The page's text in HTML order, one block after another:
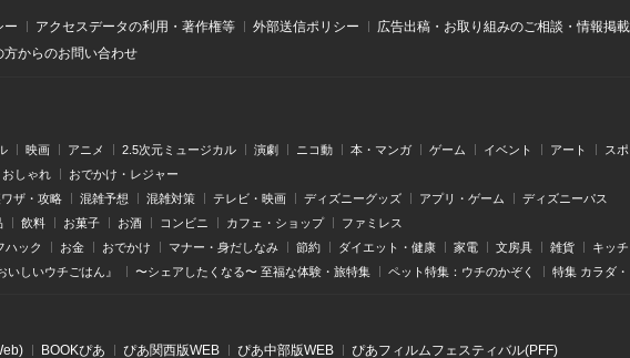
ー アクセスデータの利用・著作権等 外部送信ポリシー
広告出稿・お取り組みのご相談・情報掲
からのお問い合わせ
映画 アニメ 2.5次元ミュージカル 演劇 ニコ動 本・マンガ ゲーム イベント アート ス
おしゃれ おでかけ・レジャー
ザ・攻略 混雑予想 混雑対策 テレビ・映画 ディズニーグッズ アプリ・ゲーム ディズニーパス
飲料 お菓子 お酒 コンビニ カフェ・ショップ ファミレス
ハック お金 おでかけ マナー・身だしなみ 節約 ダイエット・健康 家電 文房具 雑貨 キッ
いしいウチごはん』 〜シェアしたくなる〜 至福な体験・旅特集 ペット特集：ウチのかぞく 特集 カラダ
BOOKぴあ ぴあ関⻄版WEB ぴあ中部版WEB ぴあフィルムフェスティバル(PFF)